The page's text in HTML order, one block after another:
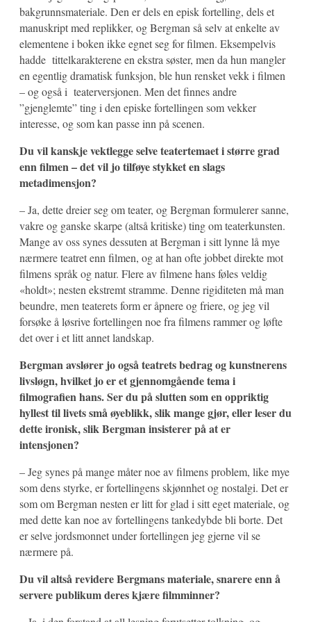
bakgrunnsmateriale. Den er dels en episk fortelling, dels et
manuskript med replikker, og Bergman så selv at enkelte av
elementene i boken ikke egnet seg for filmen. Eksempelvis
hadde tittelkarakterene en ekstra søster, men da hun mangler
en egentlig dramatisk funksjon, ble hun rensket vekk i filmen
– og også i teaterversjonen. Men det finnes andre
”gjenglemte” ting i den episke fortellingen som vekker
interesse, og som kan passe inn på scenen.
Du vil kanskje vektlegge selve teatertemaet i større grad
enn filmen – det vil jo tilføye stykket en slags
metadimensjon?
– Ja, dette dreier seg om teater, og Bergman formulerer sanne,
vakre og ganske skarpe (altså kritiske) ting om teaterkunsten.
Mange av oss synes dessuten at Bergman i sitt lynne lå mye
nærmere teatret enn filmen, og at han ofte jobbet direkte mot
filmens språk og natur. Flere av filmene hans føles veldig
«holdt»; nesten ekstremt stramme. Denne rigiditeten må man
beundre, men teaterets form er åpnere og friere, og jeg vil
forsøke å løsrive fortellingen noe fra filmens rammer og løfte
det over i et litt annet landskap.
Bergman avslører jo også teatrets bedrag og kunstnerens
livsløgn, hvilket jo er et gjennomgående tema i
filmografien hans. Ser du på slutten som en oppriktig
hyllest til livets små øyeblikk, slik mange gjør, eller leser du
dette ironisk, slik Bergman insisterer på at er
intensjonen?
– Jeg synes på mange måter noe av filmens problem, like mye
som dens styrke, er fortellingens skjønnhet og nostalgi. Det er
som om Bergman nesten er litt for glad i sitt eget materiale, og
med dette kan noe av fortellingens tankedybde bli borte. Det
er selve jordsmonnet under fortellingen jeg gjerne vil se
nærmere på.
Du vil altså revidere Bergmans materiale, snarere enn å
servere publikum deres kjære filmminner?